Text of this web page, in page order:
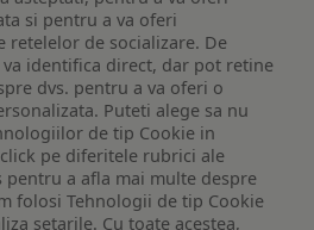
si pentru a va oferi
de socializare. De
identifica direct, dar pot retine
dvs. pentru a va oferi o
Puteti alege sa nu
de tip Cookie in
pe diferitele rubrici ale
a afla mai multe despre
folosi Tehnologii de tip Cookie
setarile. Cu toate acestea,